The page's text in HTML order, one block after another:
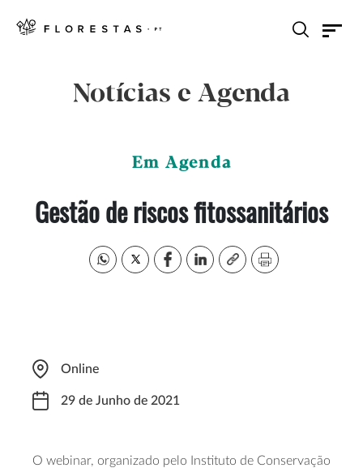
Notícias e Agenda
Em Agenda
Gestão de riscos fitossanitários
Online
29 de Junho de 2021
O webinar, organizado pelo Instituto de Conservação